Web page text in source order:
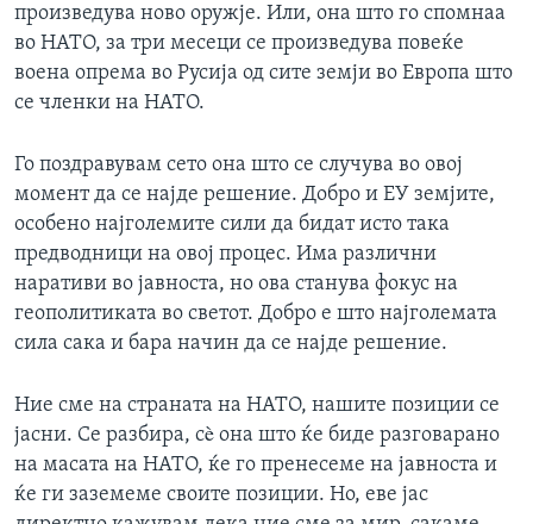
произведува ново оружје. Или, она што го спомнаа
во НАТО, за три месеци се произведува повеќе
воена опрема во Русија од сите земји во Европа што
се членки на НАТО.
Го поздравувам сето она што се случува во овој
момент да се најде решение. Добро и ЕУ земјите,
особено најголемите сили да бидат исто така
предводници на овој процес. Има различни
наративи во јавноста, но ова станува фокус на
геополитиката во светот. Добро е што најголемата
сила сака и бара начин да се најде решение.
Ние сме на страната на НАТО, нашите позиции се
јасни. Се разбира, сè она што ќе биде разговарано
на масата на НАТО, ќе го пренесеме на јавноста и
ќе ги заземеме своите позиции. Но, еве јас